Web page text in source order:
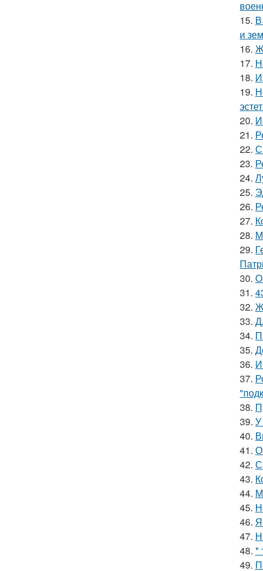
15.
и
16.
17.
18.
19.
20.
21.
22.
23.
24.
25.
26.
27.
28.
29.
30.
31.
32.
33.
34.
35.
36.
37.
38.
39. У
40.
41.
42.
43.
44.
45.
46.
47.
48. *
49.